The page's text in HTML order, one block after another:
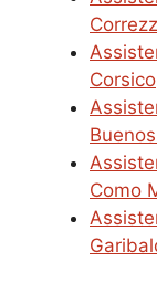
Corsico
Como